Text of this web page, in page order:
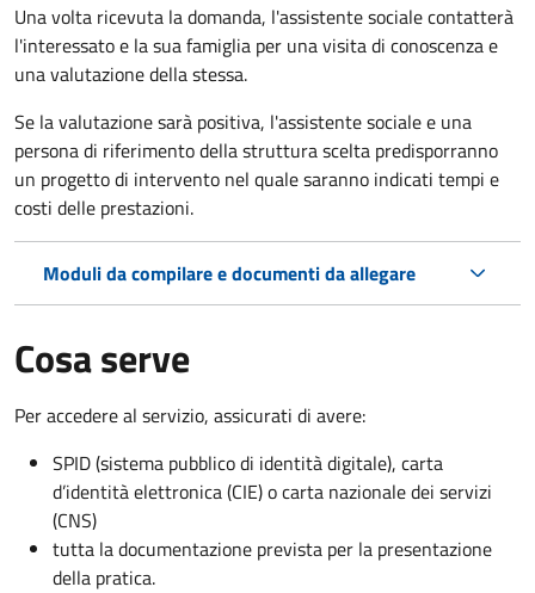
Una volta ricevuta la domanda, l'assistente sociale contatterà
l'interessato e la sua famiglia per una visita di conoscenza e
una valutazione della stessa.
Se la valutazione sarà positiva, l'assistente sociale e una
persona di riferimento della struttura scelta predisporranno
un progetto di intervento nel quale saranno indicati tempi e
costi delle prestazioni.
Moduli da compilare e documenti da allegare
Cosa serve
Per accedere al servizio, assicurati di avere:
SPID (sistema pubblico di identità digitale), carta
d’identità elettronica (CIE) o carta nazionale dei servizi
(CNS)
tutta la documentazione prevista per la presentazione
della pratica.